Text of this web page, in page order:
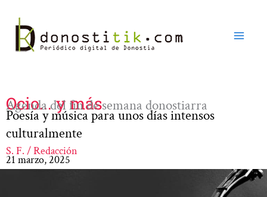
contenido
Ocio... y más
Agenda del fin de semana donostiarra
Poesía y música para unos días intensos
culturalmente
S. F. / Redacción
21 marzo, 2025